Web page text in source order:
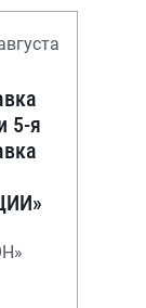
5-я